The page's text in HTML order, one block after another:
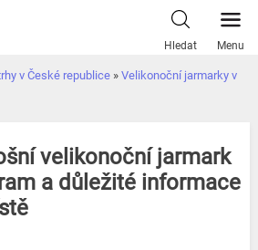
Hledat Menu
v České republice » Velikonoční jarmarky v
velikonoční jarmark
a důležité informace